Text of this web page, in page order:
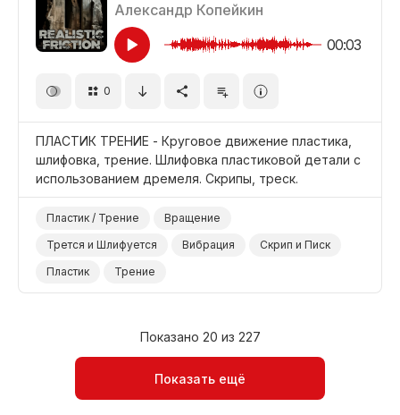
Александр Копейкин
00:03
0
ПЛАСТИК ТРЕНИЕ - Круговое движение пластика,
шлифовка, трение. Шлифовка пластиковой детали с
использованием дремеля. Скрипы, треск.
Пластик / Трение
Вращение
Трется и Шлифуется
Вибрация
Скрип и Писк
Пластик
Трение
Показано 20 из 227
Показать ещё